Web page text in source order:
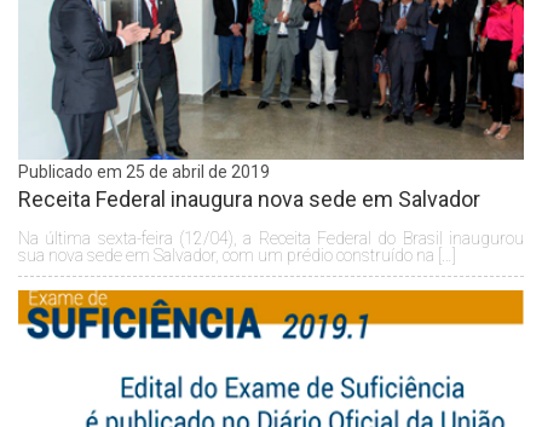
Publicado em 25 de abril de 2019
Receita Federal inaugura nova sede em Salvador
Na última sexta-feira (12/04), a Receita Federal do Brasil inaugurou
sua nova sede em Salvador, com um prédio construído na […]